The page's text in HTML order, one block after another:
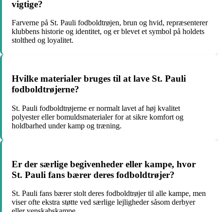
vigtige?
Farverne på St. Pauli fodboldtrøjen, brun og hvid, repræsenterer
klubbens historie og identitet, og er blevet et symbol på holdets
stolthed og loyalitet.
Hvilke materialer bruges til at lave St. Pauli
fodboldtrøjerne?
St. Pauli fodboldtrøjerne er normalt lavet af høj kvalitet
polyester eller bomuldsmaterialer for at sikre komfort og
holdbarhed under kamp og træning.
Er der særlige begivenheder eller kampe, hvor
St. Pauli fans bærer deres fodboldtrøjer?
St. Pauli fans bærer stolt deres fodboldtrøjer til alle kampe, men
viser ofte ekstra støtte ved særlige lejligheder såsom derbyer